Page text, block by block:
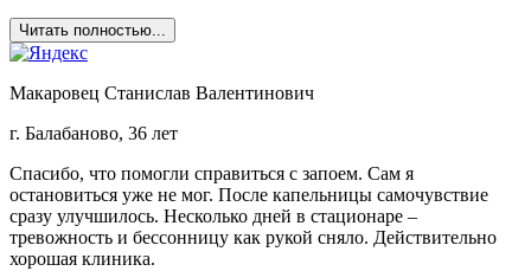
Читать полностью...
Макаровец Станислав Валентинович
г. Балабаново, 36 лет
Спасибо, что помогли справиться с запоем. Сам я
остановиться уже не мог. После капельницы самочувствие
сразу улучшилось. Несколько дней в стационаре –
тревожность и бессонницу как рукой сняло. Действительно
хорошая клиника.